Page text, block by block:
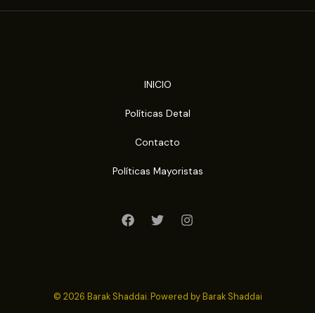
INICIO
Políticas Detal
Contacto
Políticas Mayoristas
© 2026 Barak Shaddai. Powered by Barak Shaddai